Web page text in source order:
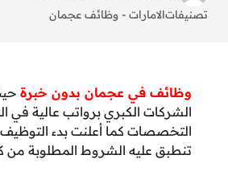
تصنيفاتالامارات - وظائف عجمان
وظائف في عجمان بدون خبرة
الشركات الكبري برواتب عالية في
التخصصات كما أعلنت بدء
تنطبق عليه الشروط المطلوبة من